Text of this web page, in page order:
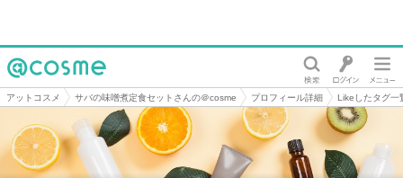
@cosme
アットコスメ サバの味噌煮定食セットさんの＠cosme プロフィール詳細 Likeしたタグ一